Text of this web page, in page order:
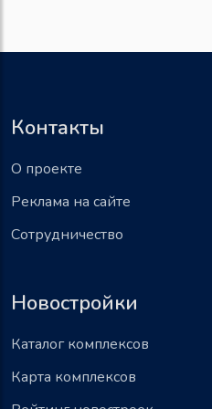
Контакты
О проекте
Реклама на сайте
Сотрудничество
Новостройки
Каталог комплексов
Карта комплексов